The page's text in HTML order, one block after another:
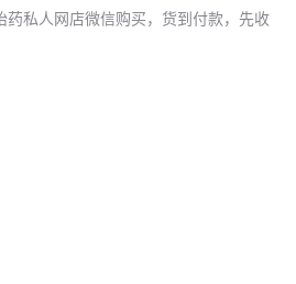
药私人网店微信购买，货到付款，先收